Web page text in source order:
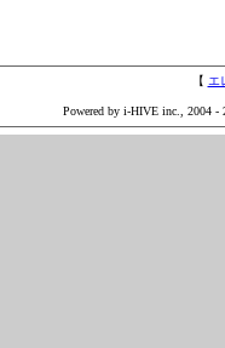
【 エ
Powered by i-HIVE inc., 2004